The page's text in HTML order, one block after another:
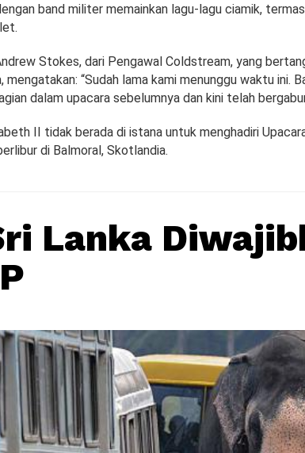
band militer memainkan lagu-lagu ciamik,
Stokes, dari Pengawal Coldstream, yang
mengatakan: “Sudah lama kami menunggu waktu ini.
dalam upacara sebelumnya dan kini telah
II tidak berada di istana untuk menghadiri
di Balmoral, Skotlandia.
Lanka